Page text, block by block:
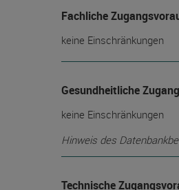
Fachliche
keine Einschränkungen
Gesundheitliche
keine Einschränkungen
Hinweis des
Technische